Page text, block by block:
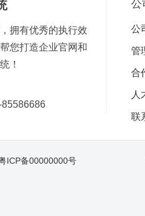
拥有优秀的执行效
您打造企业官网和
！
公
公
管
合
人
联
ICP备00000000号